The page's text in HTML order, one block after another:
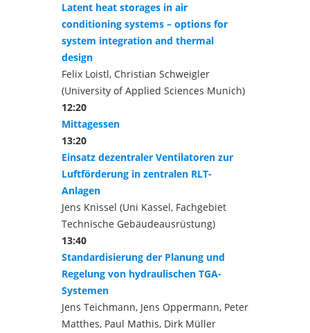
Latent heat storages in air
conditioning systems – options for
system integration and thermal
design
Felix Loistl, Christian Schweigler
(University of Applied Sciences Munich)
12:20
Mittagessen
13:20
Einsatz dezentraler Ventilatoren zur
Luftförderung in zentralen RLT-
Anlagen
Jens Knissel (Uni Kassel, Fachgebiet
Technische Gebäudeausrüstung)
13:40
Standardisierung der Planung und
Regelung von hydraulischen TGA-
Systemen
Jens Teichmann, Jens Oppermann, Peter
Matthes, Paul Mathis, Dirk Müller